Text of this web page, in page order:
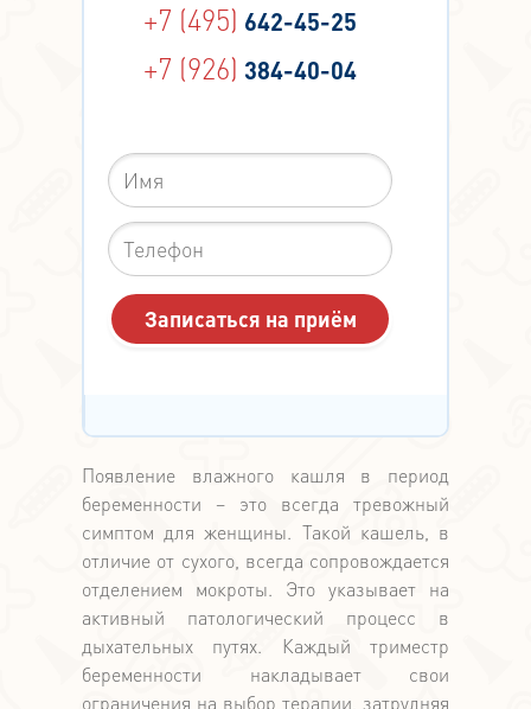
+7 (495) 642-45-25
+7 (926) 384-40-04
Появление влажного кашля в период
беременности – это всегда тревожный
симптом для женщины. Такой кашель, в
отличие от сухого, всегда сопровождается
отделением мокроты. Это указывает на
активный патологический процесс в
дыхательных путях. Каждый триместр
беременности накладывает свои
ограничения на выбор терапии, затрудняя